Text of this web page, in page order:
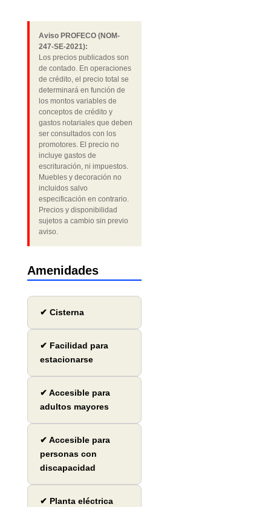
Aviso PROFECO (NOM-
247-SE-2021):
Los precios publicados son
de contado. En operaciones
de crédito, el precio total se
determinará en función de
los montos variables de
conceptos de crédito y
gastos notariales que deben
ser consultados con los
promotores. El precio no
incluye gastos de
escrituración, ni impuestos.
Muebles y decoración no
incluidos salvo
especificación en contrario.
Precios y disponibilidad
sujetos a cambio sin previo
aviso.
Amenidades
✔ Cisterna
✔ Facilidad para
estacionarse
✔ Accesible para
adultos mayores
✔ Accesible para
personas con
discapacidad
✔ Planta eléctrica